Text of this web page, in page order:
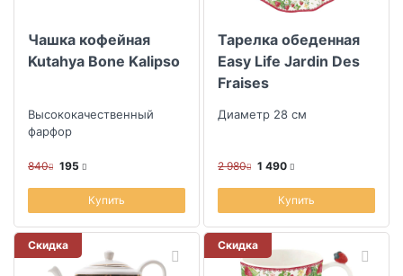
Чашка кофейная
Kutahya Bone Kalipso
Высококачественный
фарфор
840 195
Купить
Тарелка обеденная
Easy Life Jardin Des
Fraises
Диаметр 28 см
2 980 1 490
Купить
Скидка Скидка